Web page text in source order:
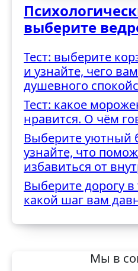
выберите
трудностями
Тест: выберите
и узнайте, чего
душевного
Тест: какое
нравится. О чём
Выберите уютный
узнайте, что
избавиться от
Выберите дорогу
какой шаг вам
Мы в